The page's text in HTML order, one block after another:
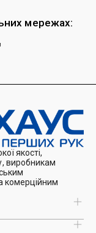
мережах:
якості,
виробникам
комерційним